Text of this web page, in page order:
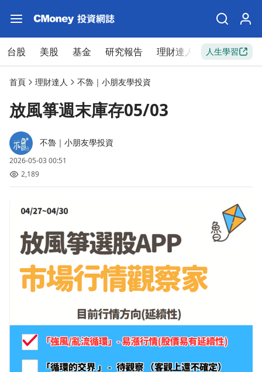
台股 美股 基金 研究報告 理財達人 新手入門
人生學習
首頁 理財達人 不魯｜小朋友學投資
放風箏週末庫存05/03
不魯｜小朋友學投資
2026-05-03 00:51
2,189